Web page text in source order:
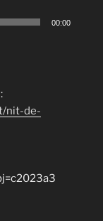
00:00
nit-de-